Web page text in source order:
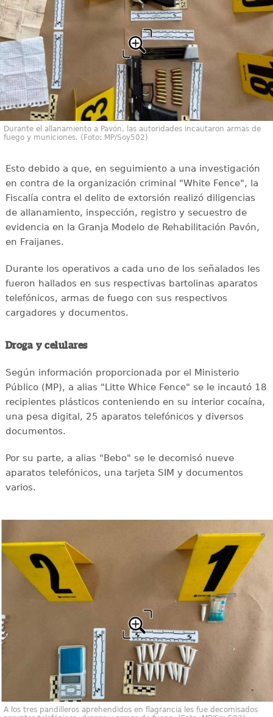
Durante el allanamiento a Pavón, las autoridades incautaron armas de
fuego y municiones. (Foto: MP/Soy502)
Esto debido a que, en seguimiento a una investigación
en contra de la organización criminal "White Fence", la
Fiscalía contra el delito de extorsión realizó diligencias
de allanamiento, inspección, registro y secuestro de
evidencia en la Granja Modelo de Rehabilitación Pavón,
en Fraijanes.
Durante los operativos a cada uno de los señalados les
fueron hallados en sus respectivas bartolinas aparatos
telefónicos, armas de fuego con sus respectivos
cargadores y documentos.
Droga y celulares
Según información proporcionada por el Ministerio
Público (MP), a alias "Litte Whice Fence" se le incautó 18
recipientes plásticos conteniendo en su interior cocaína,
una pesa digital, 25 aparatos telefónicos y diversos
documentos.
Por su parte, a alias "Bebo" se le decomisó nueve
aparatos telefónicos, una tarjeta SIM y documentos
varios.
A los tres pandilleros aprehendidos en flagrancia les fue decomisados